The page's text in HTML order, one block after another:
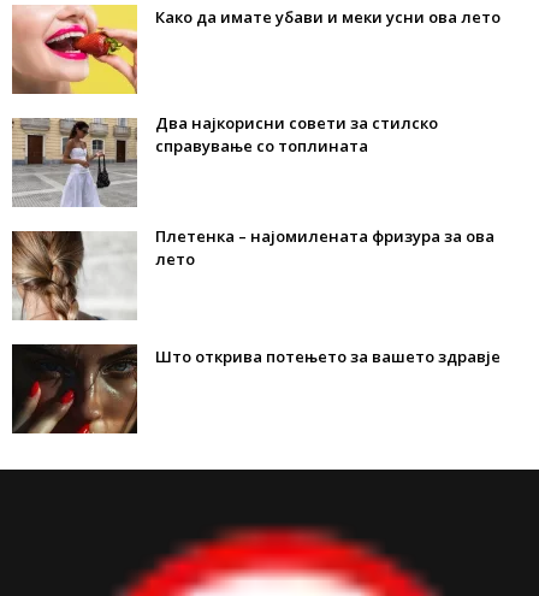
Како да имате убави и меки усни ова лето
Два најкорисни совети за стилско
справување со топлината
Плетенка – најомилената фризура за ова
лето
Што открива потењето за вашето здравје